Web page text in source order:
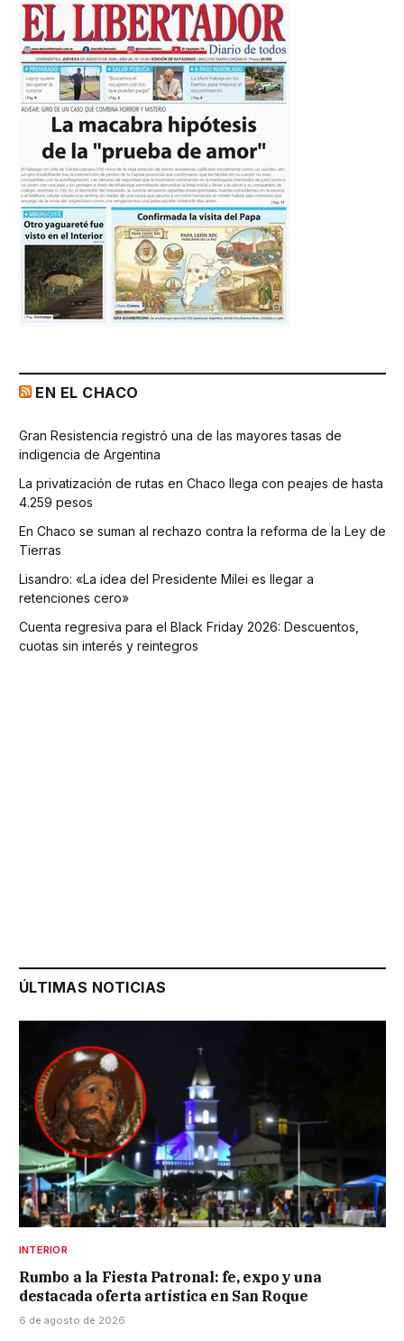
EN EL CHACO
Gran Resistencia registró una de las mayores tasas de
indigencia de Argentina
La privatización de rutas en Chaco llega con peajes de hasta
4.259 pesos
En Chaco se suman al rechazo contra la reforma de la Ley de
Tierras
Lisandro: «La idea del Presidente Milei es llegar a
retenciones cero»
Cuenta regresiva para el Black Friday 2026: Descuentos,
cuotas sin interés y reintegros
ÚLTIMAS NOTICIAS
INTERIOR
Rumbo a la Fiesta Patronal: fe, expo y una
destacada oferta artística en San Roque
6 de agosto de 2026